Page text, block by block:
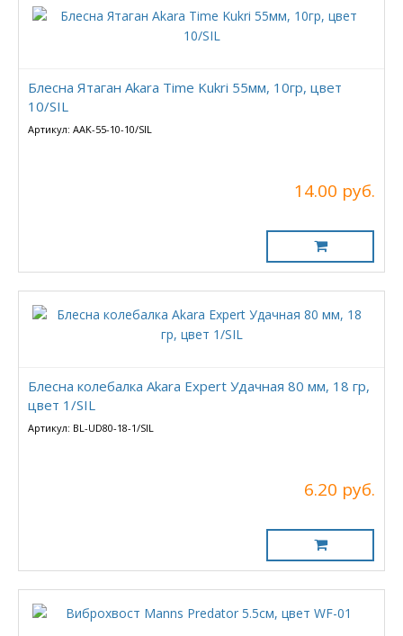
Блесна Ятаган Akara Time Kukri 55мм, 10гр, цвет
10/SIL
Артикул: AAK-55-10-10/SIL
14.00 руб.
Блесна колебалка Akara Expert Удачная 80 мм, 18 гр,
цвет 1/SIL
Артикул: BL-UD80-18-1/SIL
6.20 руб.